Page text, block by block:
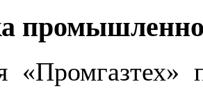
«Промгазтех»